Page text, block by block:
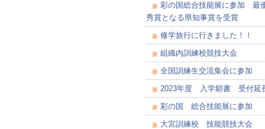
彩の国総合技能展に参加 最
秀賞となる県知事賞を受賞
修学旅行に行きました！！
組織内訓練校競技大会
全国訓練生交流集会に参加
2023年度 入学願書 受付延
彩の国 総合技能展に参加
大宮訓練校 技能競技大会